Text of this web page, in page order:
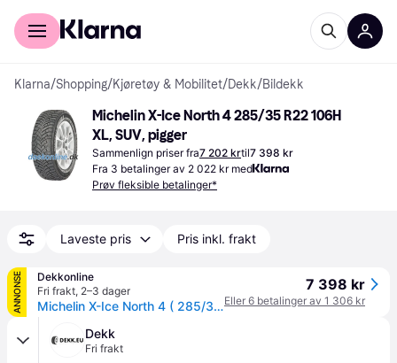
For kunder
Klarna/Shopping/Kjøretøy & Mobilitet/Dekk/Bildekk
Michelin X-Ice North 4 285/35 R22 106H
XL, SUV, pigger
Sammenlign priser fra7 202 krtil7 398 kr
Fra 3 betalinger av 2 022 kr med
Prøv fleksible betalinger*
Laveste pris Pris inkl. frakt
ANNONSE
Dekkonline
Fri frakt, 2–3 dager
Michelin X-Ice North 4 ( 285/35 R22 106H XL EV Suitable, SUV, med pigger )
7 398 kr
Eller 6 betalinger av 1 306 kr
Dekk
Fri frakt